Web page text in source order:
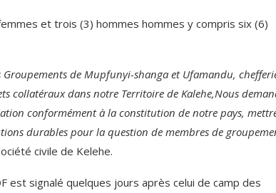
et trois (3) hommes hommes y compris six (6)
de Mupfunyi-shanga et Ufamandu,
collatéraux dans notre Territoire de Kalehe,Nous
conformément à la constitution de notre pays,
durables pour la question de membres de
civile de Kelehe.
est signalé quelques jours après celui de camp des